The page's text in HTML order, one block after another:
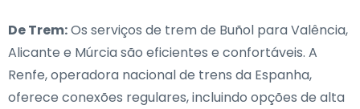
De Trem:Os serviços de trem de Buñol para Valência,
Alicante e Múrcia são eficientes e confortáveis. A
Renfe, operadora nacional de trens da Espanha,
oferece conexões regulares, incluindo opções de alta